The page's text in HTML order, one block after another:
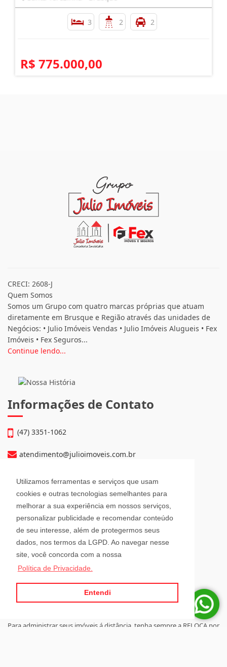
Utilizamos ferramentas e serviços que usam
cookies e outras tecnologias semelhantes para
melhorar a sua experiência em nossos serviços,
personalizar publicidade e recomendar conteúdo
de seu interesse, além de protegermos seus
dados, nos termos da LGPD. Ao navegar nesse
site, você concorda com a nossa
Política de Privacidade.
Entendi
3 2 2
R$ 775.000,00
CRECI: 2608-J
Quem Somos
Somos um Grupo com quatro marcas próprias que atuam
diretamente em Brusque e Região através das unidades de
Negócios: • Julio Imóveis Vendas • Julio Imóveis Alugueis • Fex
Imóveis • Fex Seguros...
Continue lendo...
Informações de Contato
(47) 3351-1062
atendimento@julioimoveis.com.br
Avenida Hugo Schlösser, 69, Jardim Maluche
CEP: 88354-300
Horário de Atendimento
Segunda a Sexta-Feira
08h00 - 12h00 e 13h30 - 18h00
Sábado
Para administrar seus imóveis á distância, tenha sempre a RELOCA por